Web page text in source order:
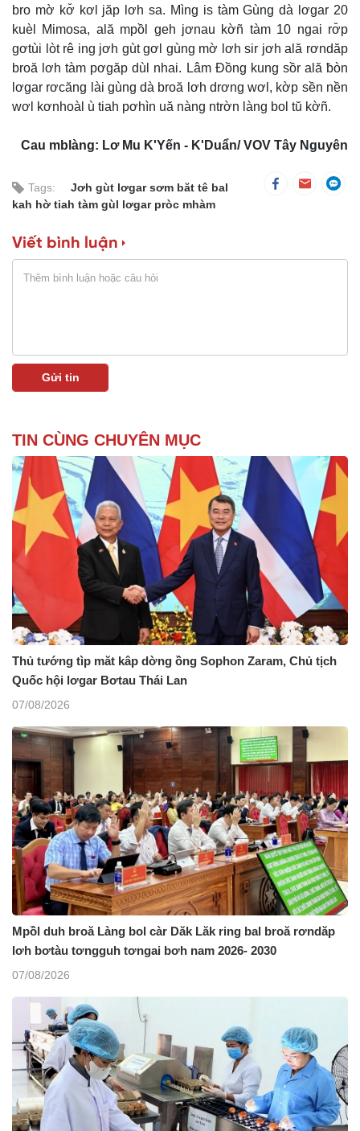
bro mờ kơ̆ kơl jăp lơh sa. Mìng is tàm Gùng dà lơgar 20
kuèl Mimosa, ală mpồl geh jơnau kờñ tàm 10 ngai rơ̆p
gơtùi lòt rê ing jơh gùt gơl gùng mờ lơh sir jơh ală rơndăp
broă lơh tàm pơgăp dùl nhai. Lâm Đồng kung sồr ală ƀòn
lơgar rơcăng lài gùng dà broă lơh drơng wơl, kờp sền nền
wơl kơnhoàl ù tiah pơhìn uă nàng ntrờn làng bol tŭ kờñ.
Cau mblàng: Lơ Mu K'Yến - K'Duẩn/ VOV Tây Nguyên
Tags:
Jơh gùt lơgar sơm băt tê bal
kah hờ tiah tàm gùl lơgar pròc mhàm
Viết bình luận
TIN CÙNG CHUYÊN MỤC
Thủ tướng tìp măt kâp dờng ồng Sophon Zaram, Chủ tịch
Quốc hội lơgar Bơtau Thái Lan
07/08/2026
Mpồl duh broă Làng bol càr Dăk Lăk ring bal broă rơndăp
lơh bơtàu tơngguh tơngai bơh nam 2026- 2030
07/08/2026